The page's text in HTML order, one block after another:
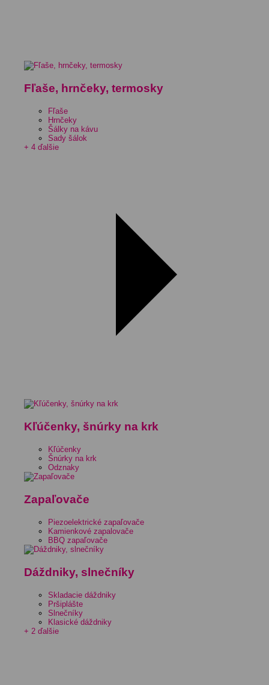
Fľaše, hrnčeky, termosky
Fľaše
Hrnčeky
Šálky na kávu
Sady šálok
+ 4 ďalšie
Kľúčenky, šnúrky na krk
Kľúčenky
Šnúrky na krk
Odznaky
Zapaľovače
Piezoelektrické zapaľovače
Kamienkové zapalovače
BBQ zapaľovače
Dáždniky, slnečníky
Skladacie dáždniky
Pršiplášte
Slnečníky
Klasické dáždniky
+ 2 ďalšie